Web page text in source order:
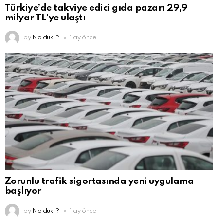
Türkiye’de takviye edici gıda pazarı 29,9
milyar TL’ye ulaştı
by Nolduki ? 1 ay önce
Zorunlu trafik sigortasında yeni uygulama
başlıyor
by Nolduki ? 1 ay önce